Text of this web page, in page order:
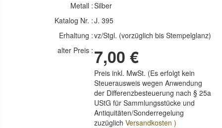
Metall :Silber
Katalog Nr. :J. 395
Erhaltung :vz/Stgl. (vorzüglich bis Stempelglanz)
alter Preis : 7,00 €
Preis inkl. MwSt. (Es erfolgt kein
Steuerausweis wegen Anwendung
der Differenzbesteuerung nach § 25a
UStG für Sammlungsstücke und
Antiquitäten/Sonderregelung
zuzüglichVersandkosten )